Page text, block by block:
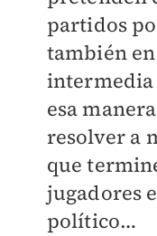
partidos
también
esa
resolver a
que
jugadores
político…